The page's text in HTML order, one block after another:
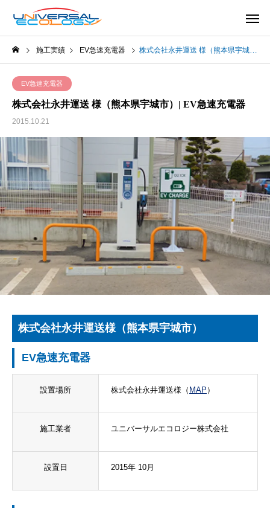
施工実績 EV急速充電器 株式会社永井運送 様（熊本県宇城市）| EV急速充電器
EV急速充電器
株式会社永井運送 様（熊本県宇城市）| EV急速充電器
2015.10.21
株式会社永井運送様（熊本県宇城市）
EV急速充電器
設置場所 株式会社永井運送様（ MAP ）
施工業者 ユニバーサルエコロジー株式会社
設置日 2015年 10月